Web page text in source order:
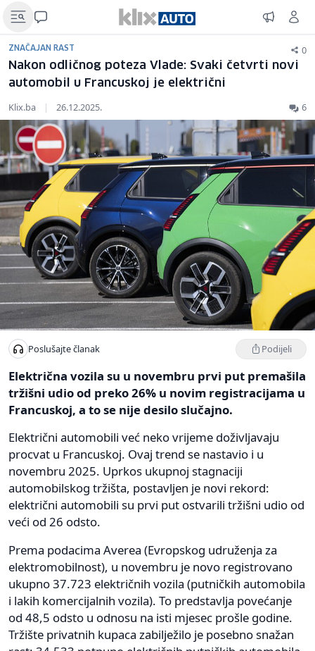
ZNAČAJAN RAST 0
Nakon odličnog poteza Vlade: Svaki četvrti novi
automobil u Francuskoj je električni
Klix.ba | 26.12.2025. 6
Poslušajte članak Podijeli
Električna vozila su u novembru prvi put premašila
tržišni udio od preko 26% u novim registracijama u
Francuskoj, a to se nije desilo slučajno.
Električni automobili već neko vrijeme doživljavaju
procvat u Francuskoj. Ovaj trend se nastavio i u
novembru 2025. Uprkos ukupnoj stagnaciji
automobilskog tržišta, postavljen je novi rekord:
električni automobili su prvi put ostvarili tržišni udio od
veći od 26 odsto.
Prema podacima Averea (Evropskog udruženja za
elektromobilnost), u novembru je novo registrovano
ukupno 37.723 električnih vozila (putničkih automobila
i lakih komercijalnih vozila). To predstavlja povećanje
od 48,5 odsto u odnosu na isti mjesec prošle godine.
Tržište privatnih kupaca zabilježilo je posebno snažan